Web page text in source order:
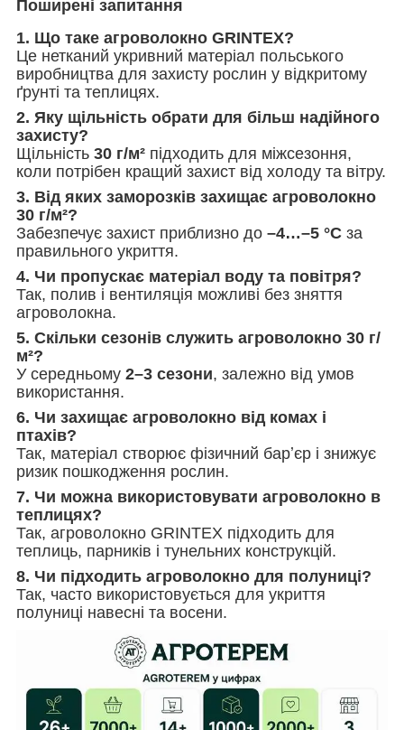
Поширені запитання
1. Що таке агроволокно GRINTEX?
Це нетканий укривний матеріал польського
виробництва для захисту рослин у відкритому
ґрунті та теплицях.
2. Яку щільність обрати для більш надійного
захисту?
Щільність 30 г/м² підходить для міжсезоння,
коли потрібен кращий захист від холоду та вітру.
3. Від яких заморозків захищає агроволокно
30 г/м²?
Забезпечує захист приблизно до –4…–5 °C за
правильного укриття.
4. Чи пропускає матеріал воду та повітря?
Так, полив і вентиляція можливі без зняття
агроволокна.
5. Скільки сезонів служить агроволокно 30 г/
м²?
У середньому 2–3 сезони, залежно від умов
використання.
6. Чи захищає агроволокно від комах і
птахів?
Так, матеріал створює фізичний барʼєр і знижує
ризик пошкодження рослин.
7. Чи можна використовувати агроволокно в
теплицях?
Так, агроволокно GRINTEX підходить для
теплиць, парників і тунельних конструкцій.
8. Чи підходить агроволокно для полуниці?
Так, часто використовується для укриття
полуниці навесні та восени.